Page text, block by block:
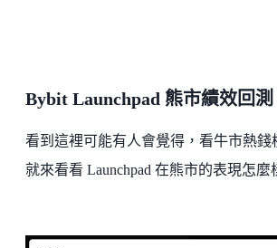
Bybit Launchpad 熊市績效回測
看到這裡可能有人會覺得，看牛市熱
就來看看 Launchpad 在熊市的表現怎麼